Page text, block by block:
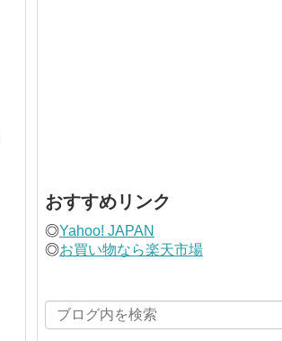
おすすめリンク
◎Yahoo! JAPAN
◎お買い物なら楽天市場